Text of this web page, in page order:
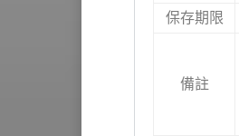
保存期限
備註